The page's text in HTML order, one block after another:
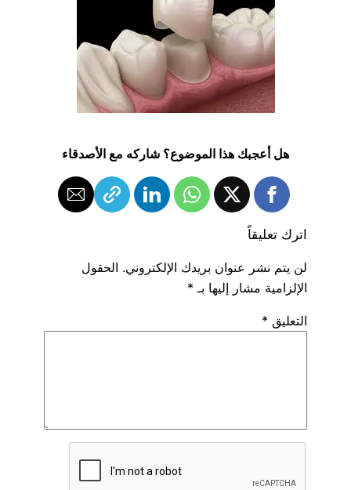
هل أعجبك هذا الموضوع؟ شاركه مع الأصدقاء
اترك تعليقاً
لن يتم نشر عنوان بريدك الإلكتروني. الحقول
الإلزامية مشار إليها بـ *
التعليق *